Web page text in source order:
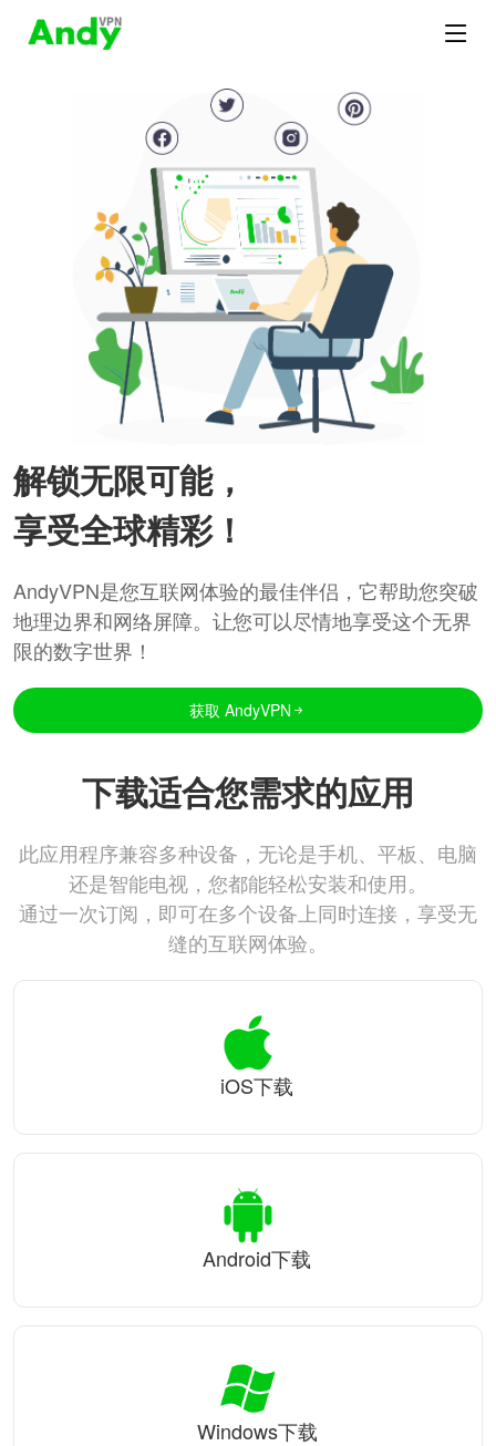
解锁无限可能，
享受全球精彩！
AndyVPN是您互联网体验的最佳伴侣，它帮助您突破
地理边界和网络屏障。让您可以尽情地享受这个无界
限的数字世界！
获取 AndyVPN
下载适合您需求的应用
此应用程序兼容多种设备，无论是手机、平板、电脑
还是智能电视，您都能轻松安装和使用。
通过一次订阅，即可在多个设备上同时连接，享受无
缝的互联网体验。
iOS下载
Android下载
Windows下载